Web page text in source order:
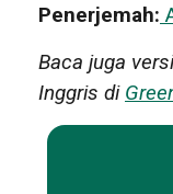
Penerjemah:
Baca juga
Inggris di